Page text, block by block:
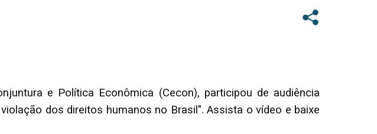
e Política Econômica (Cecon), participou de audiência
dos direitos humanos no Brasil". Assista o vídeo e baixe